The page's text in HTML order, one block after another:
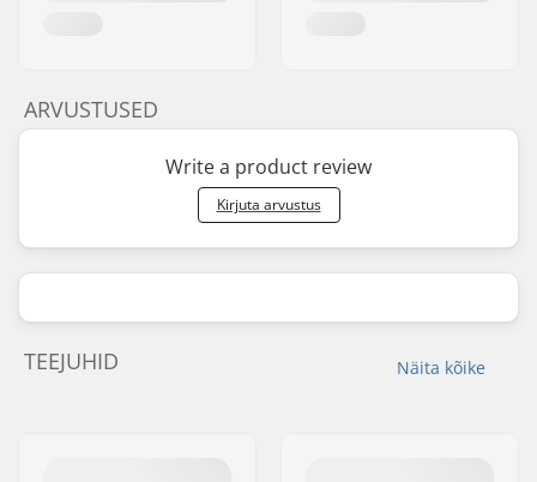
ARVUSTUSED
Write a product review
Kirjuta arvustus
Näita kõike
TEEJUHID